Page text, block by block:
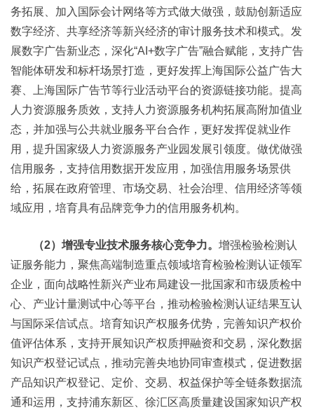
务拓展、加入国际会计网络等方式做大做强，鼓励创新适应
数字经济、共享经济等新兴经济的审计服务技术和模式。发
展数字广告新业态，深化“AI+数字广告”融合赋能，支持广告
智能体研发和标杆场景打造，更好发挥上海国际公益广告大
赛、上海国际广告节等行业活动平台的资源链接功能。提高
人力资源服务质效，支持人力资源服务机构拓展高附加值业
态，并加强与公共就业服务平台合作，更好发挥促就业作
用，提升国家级人力资源服务产业园发展引领度。做优做强
信用服务，支持信用数据开发应用，加强信用服务场景供
给，拓展在政府管理、市场交易、社会治理、信用经济等领
域应用，培育具有品牌竞争力的信用服务机构。
（2）增强专业技术服务核心竞争力。 增强检验检测认
证服务能力，聚焦高端制造重点领域培育检验检测认证领军
企业，面向战略性新兴产业布局建设一批国家和市级质检中
心、产业计量测试中心等平台，推动检验检测认证结果互认
与国际采信试点。培育知识产权服务优势，完善知识产权价
值评估体系，支持开展知识产权质押融资和交易，深化数据
知识产权登记试点，推动完善央地协同审查模式，促进数据
产品知识产权登记、定价、交易、权益保护等全链条数据流
通和运用，支持浦东新区、徐汇区高质量建设国家知识产权